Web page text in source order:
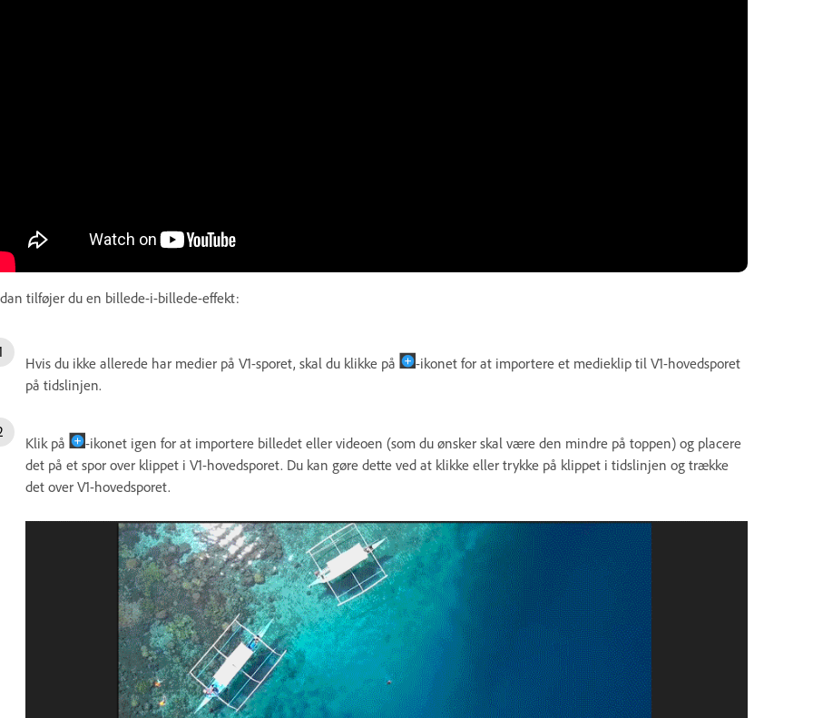
tilføjer du en billede-i-billede-effekt:
Hvis du ikke allerede har medier på V1-sporet, skal du klikke på
-ikonet for at importere et medieklip til V1-hovedsporet
på tidslinjen.
Klik på
-ikonet igen for at importere billedet eller videoen (som du ønsker skal være den mindre på toppen) og placere
det på et spor over klippet i V1-hovedsporet. Du kan gøre dette ved at klikke eller trykke på klippet i tidslinjen og trække
det over V1-hovedsporet.